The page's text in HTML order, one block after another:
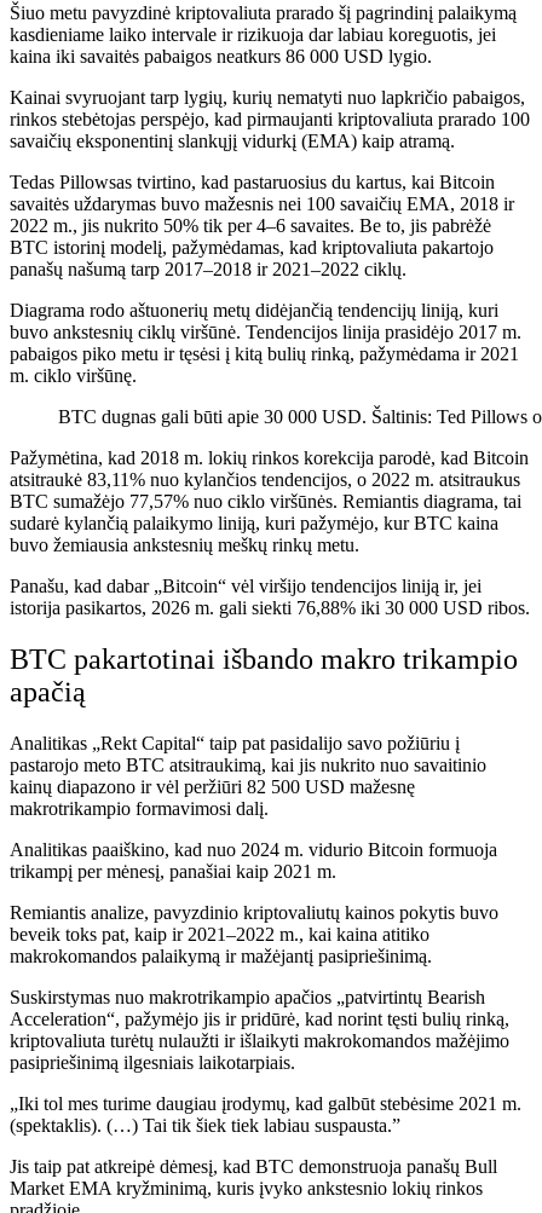
Šiuo metu pavyzdinė kriptovaliuta prarado šį pagrindinį palaikymą
kasdieniame laiko intervale ir rizikuoja dar labiau koreguotis, jei
kaina iki savaitės pabaigos neatkurs 86 000 USD lygio.
Kainai svyruojant tarp lygių, kurių nematyti nuo lapkričio pabaigos,
rinkos stebėtojas perspėjo, kad pirmaujanti kriptovaliuta prarado 100
savaičių eksponentinį slankųjį vidurkį (EMA) kaip atramą.
Tedas Pillowsas tvirtino, kad pastaruosius du kartus, kai Bitcoin
savaitės uždarymas buvo mažesnis nei 100 savaičių EMA, 2018 ir
2022 m., jis nukrito 50% tik per 4–6 savaites. Be to, jis pabrėžė
BTC istorinį modelį, pažymėdamas, kad kriptovaliuta pakartojo
panašų našumą tarp 2017–2018 ir 2021–2022 ciklų.
Diagrama rodo aštuonerių metų didėjančią tendencijų liniją, kuri
buvo ankstesnių ciklų viršūnė. Tendencijos linija prasidėjo 2017 m.
pabaigos piko metu ir tęsėsi į kitą bulių rinką, pažymėdama ir 2021
m. ciklo viršūnę.
BTC dugnas gali būti apie 30 000 USD. Šaltinis: Ted Pillows
Pažymėtina, kad 2018 m. lokių rinkos korekcija parodė, kad Bitcoin
atsitraukė 83,11% nuo kylančios tendencijos, o 2022 m. atsitraukus
BTC sumažėjo 77,57% nuo ciklo viršūnės. Remiantis diagrama, tai
sudarė kylančią palaikymo liniją, kuri pažymėjo, kur BTC kaina
buvo žemiausia ankstesnių meškų rinkų metu.
Panašu, kad dabar „Bitcoin“ vėl viršijo tendencijos liniją ir, jei
istorija pasikartos, 2026 m. gali siekti 76,88% iki 30 000 USD ribos.
BTC pakartotinai išbando makro trikampio
apačią
Analitikas „Rekt Capital“ taip pat pasidalijo savo požiūriu į
pastarojo meto BTC atsitraukimą, kai jis nukrito nuo savaitinio
kainų diapazono ir vėl peržiūri 82 500 USD mažesnę
makrotrikampio formavimosi dalį.
Analitikas paaiškino, kad nuo 2024 m. vidurio Bitcoin formuoja
trikampį per mėnesį, panašiai kaip 2021 m.
Remiantis analize, pavyzdinio kriptovaliutų kainos pokytis buvo
beveik toks pat, kaip ir 2021–2022 m., kai kaina atitiko
makrokomandos palaikymą ir mažėjantį pasipriešinimą.
Suskirstymas nuo makrotrikampio apačios „patvirtintų Bearish
Acceleration“, pažymėjo jis ir pridūrė, kad norint tęsti bulių rinką,
kriptovaliuta turėtų nulaužti ir išlaikyti makrokomandos mažėjimo
pasipriešinimą ilgesniais laikotarpiais.
„Iki tol mes turime daugiau įrodymų, kad galbūt stebėsime 2021 m.
(spektaklis). (…) Tai tik šiek tiek labiau suspausta.”
Jis taip pat atkreipė dėmesį, kad BTC demonstruoja panašų Bull
Market EMA kryžminimą, kuris įvyko ankstesnio lokių rinkos